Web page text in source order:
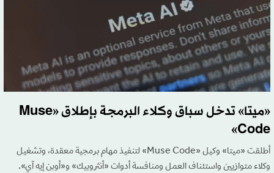
«ميتا» تدخل سباق وكلاء البرمجة بإطلاق «Muse
Code»
أطلقت «ميتا» وكيل «Muse Code» لتنفيذ مهام برمجية معقدة، وتشغيل
وكلاء متوازيين واستئناف العمل ومنافسة أدوات «أنثروبيك» و«أوبن إيه آي».